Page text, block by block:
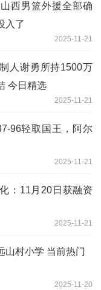
西男篮外援全部确
入了
2025-11-21
人谢勇所持1500万
今日精选
2025-11-21
96轻取国王，阿尔
2025-11-21
：11月20日获融资
2025-11-21
山村小学 当前热门
2025-11-20